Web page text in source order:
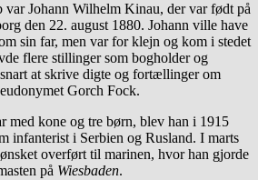
var Johann Wilhelm Kinau, der var født på
den 22. august 1880. Johann ville have
sin far, men var for klejn og kom i stedet
flere stillinger som bogholder og
at skrive digte og fortællinger om
Gorch Fock.
med kone og tre børn, blev han i 1915
infanterist i Serbien og Rusland. I marts
overført til marinen, hvor han gjorde
på Wiesbaden.